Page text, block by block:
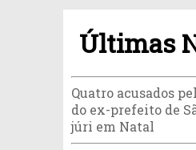
Últimas
Quatro acusados
do ex-prefeito de
júri em Natal